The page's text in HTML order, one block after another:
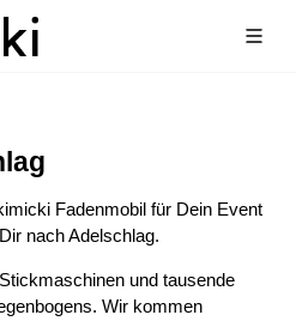
Fadenmobil für Dein Event
nach Adelschlag.
und tausende
Wir kommen